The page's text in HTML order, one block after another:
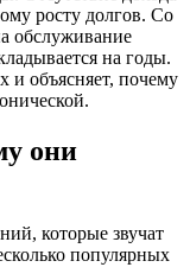
росту долгов. Со
обслуживание
на годы.
и объясняет, почему
они
которые звучат
популярных